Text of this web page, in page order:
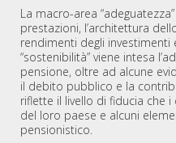
La macro-area
prestazioni, l’architettura
rendimenti degli investimenti
“sostenibilità” viene intesa
pensione, oltre ad alcune
il debito pubblico e la
riflette il livello di fiducia che
del loro paese e alcuni
pensionistico.